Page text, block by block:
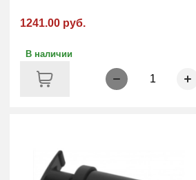
1241.00 руб.
В наличии
1